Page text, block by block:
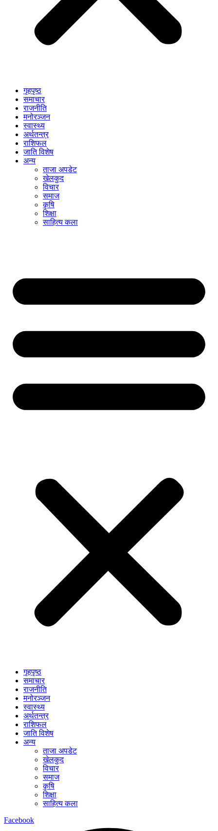
गृहपृष्ठ
समाचार
राजनीति
मनोरञ्जन
स्वास्थ्य
अर्थतन्त्र
राशिफल
जाति विशेष
अन्य
ताजा अपडेट
खेलकुद
विचार
समाज
कृषि
शिक्षा
साहित्य कला
गृहपृष्ठ
समाचार
राजनीति
मनोरञ्जन
स्वास्थ्य
अर्थतन्त्र
राशिफल
जाति विशेष
अन्य
ताजा अपडेट
खेलकुद
विचार
समाज
कृषि
शिक्षा
साहित्य कला
Facebook